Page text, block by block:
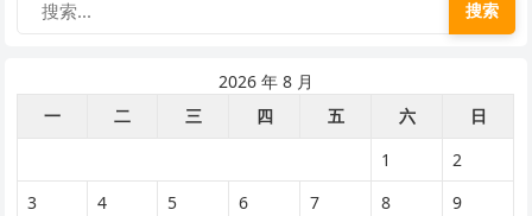
搜索
2026 年 8 月
一
二 三 四 五 六
日
1
2
3
4 5 6 7 8
9